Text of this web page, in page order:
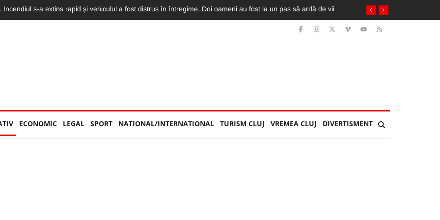
s-a extins rapid și vehiculul a fost distrus în întregime. Doi oameni au fost la un pas să ardă de vii
ECONOMIC LEGAL SPORT NATIONAL/INTERNATIONAL TURISM CLUJ VREMEA CLUJ DIVERTISMENT